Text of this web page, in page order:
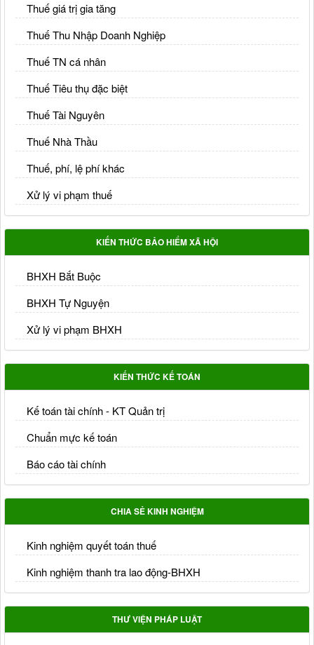
Thuế giá trị gia tăng
Thuế Thu Nhập Doanh Nghiệp
Thuế TN cá nhân
Thuế Tiêu thụ đặc biệt
Thuế Tài Nguyên
Thuế Nhà Thầu
Thuế, phí, lệ phí khác
Xử lý vi phạm thuế
KIẾN THỨC BẢO HIỂM XÃ HỘI
BHXH Bắt Buộc
BHXH Tự Nguyện
Xử lý vi phạm BHXH
KIẾN THỨC KẾ TOÁN
Kế toán tài chính - KT Quản trị
Chuẩn mực kế toán
Báo cáo tài chính
CHIA SẺ KINH NGHIỆM
Kinh nghiệm quyết toán thuế
Kinh nghiệm thanh tra lao động-BHXH
THƯ VIỆN PHÁP LUẬT